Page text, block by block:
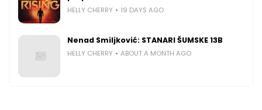
HELLY CHERRY 19 DAYS AGO
Nenad Smiljković: STANARI ŠUMSKE 13B
HELLY CHERRY ABOUT A MONTH AGO